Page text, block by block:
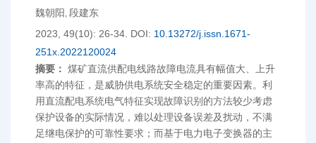
魏朝阳, 段建东
2023, 49(10): 26-34. DOI: 10.13272/j.issn.1671-
251x.2022120024
摘要： 煤矿直流供配电线路故障电流具有幅值大、上升
率高的特征，是威胁供电系统安全稳定的重要因素。利
用直流配电系统电气特征实现故障识别的方法较少考虑
保护设备的实际情况，难以处理设备误差及扰动，不满
足继电保护的可靠性要求；而基于电力电子变换器的主